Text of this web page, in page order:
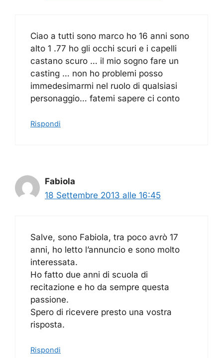
Ciao a tutti sono marco ho 16 anni sono
alto 1 .77 ho gli occhi scuri e i capelli
castano scuro … il mio sogno fare un
casting … non ho problemi posso
immedesimarmi nel ruolo di qualsiasi
personaggio… fatemi sapere ci conto
Rispondi
Fabiola
18 Settembre 2013 alle 16:45
Salve, sono Fabiola, tra poco avrò 17
anni, ho letto l’annuncio e sono molto
interessata.
Ho fatto due anni di scuola di
recitazione e ho da sempre questa
passione.
Spero di ricevere presto una vostra
risposta.
Rispondi